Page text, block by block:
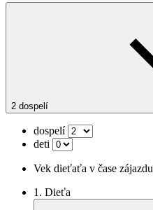
2 dospelí
dospelí
deti
Vek dieťaťa v čase zájazdu
1. Dieťa